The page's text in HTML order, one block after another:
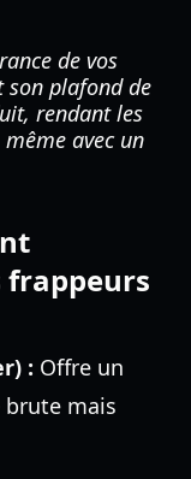
de vos
plafond de
rendant les
avec un
frappeurs
: Offre un
brute mais